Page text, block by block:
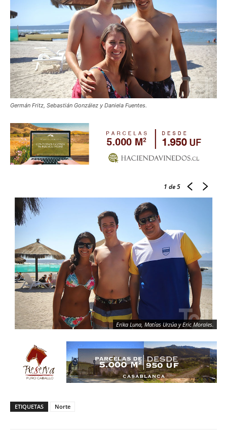
Germán Fritz, Sebastián González y Daniela Fuentes.
1 de 5
Erika Luna, Matías Urzúa y Eric Morales.
ETIQUETAS Norte